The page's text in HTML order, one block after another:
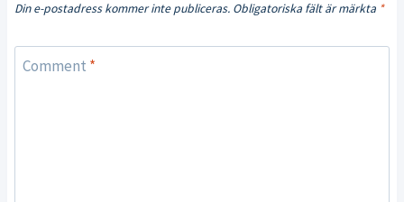
Din e-postadress kommer inte publiceras. Obligatoriska fält är märkta *
Comment *